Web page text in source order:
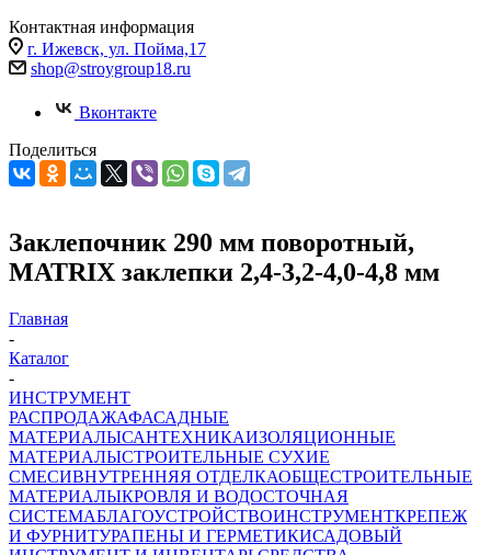
Контактная информация
г. Ижевск, ул. Пойма,17
shop@stroygroup18.ru
Вконтакте
Поделиться
Заклепочник 290 мм поворотный,
MATRIX заклепки 2,4-3,2-4,0-4,8 мм
Главная
-
Каталог
-
ИНСТРУМЕНТ
РАСПРОДАЖАФАСАДНЫЕ
МАТЕРИАЛЫСАНТЕХНИКАИЗОЛЯЦИОННЫЕ
МАТЕРИАЛЫСТРОИТЕЛЬНЫЕ СУХИЕ
СМЕСИВНУТРЕННЯЯ ОТДЕЛКАОБЩЕСТРОИТЕЛЬНЫЕ
МАТЕРИАЛЫКРОВЛЯ И ВОДОСТОЧНАЯ
СИСТЕМАБЛАГОУСТРОЙСТВОИНСТРУМЕНТКРЕПЕЖ
И ФУРНИТУРАПЕНЫ И ГЕРМЕТИКИСАДОВЫЙ